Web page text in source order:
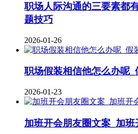
职场人际沟通的三要素都
题技巧
2026-01-26
职场假装相信他怎么办呢_
2026-01-23
加班开会朋友圈文案_加班